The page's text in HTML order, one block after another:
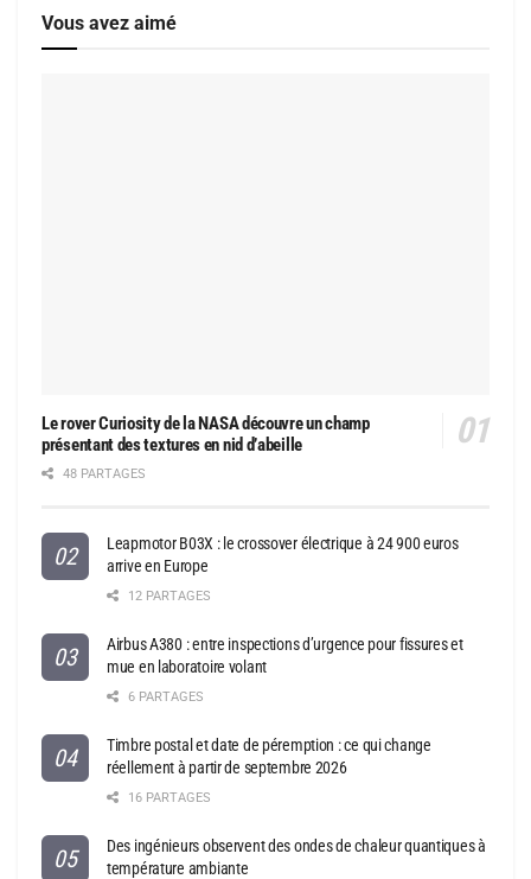
Vous avez aimé
Le rover Curiosity de la NASA découvre un champ
présentant des textures en nid d’abeille
48 PARTAGES
Leapmotor B03X : le crossover électrique à 24 900 euros
arrive en Europe
12 PARTAGES
Airbus A380 : entre inspections d’urgence pour fissures et
mue en laboratoire volant
6 PARTAGES
Timbre postal et date de péremption : ce qui change
réellement à partir de septembre 2026
16 PARTAGES
Des ingénieurs observent des ondes de chaleur quantiques à
température ambiante